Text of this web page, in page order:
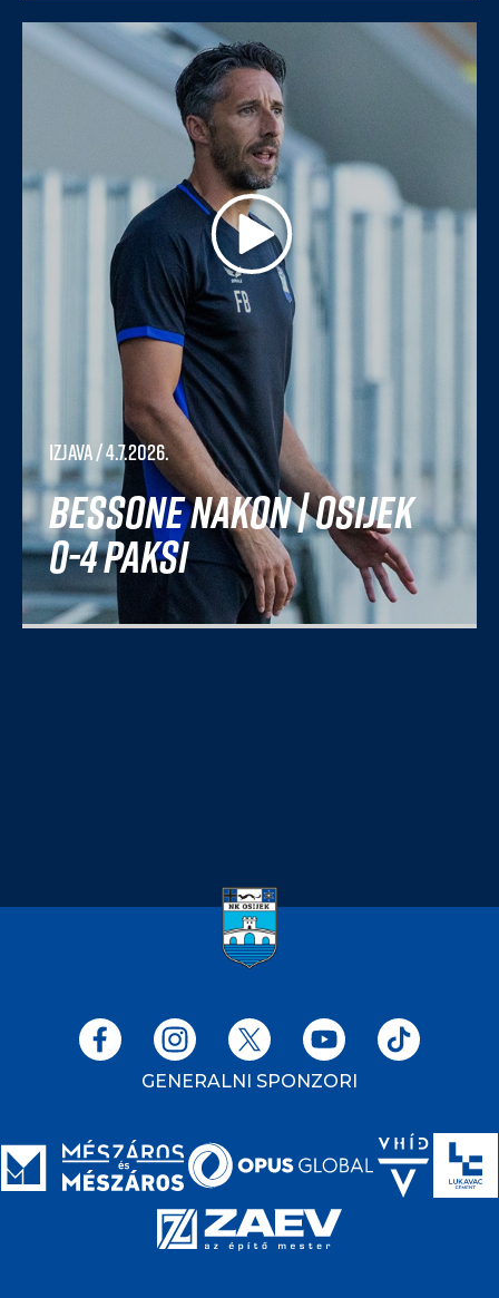
Izjava/ 4.7.2026.
Bessone nakon | Osijek
0-4 Paksi
GENERALNI SPONZORI